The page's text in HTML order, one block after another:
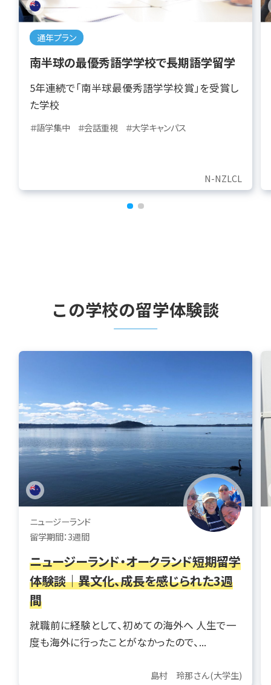
通年プラン
南半球の最優秀語学学校で長期語学留学
5年連続で「南半球最優秀語学学校賞」を受賞し
た学校
＃語学集中 ＃会話重視 ＃大学キャンパス
N-NZLCL
この学校の留学体験談
ニュージーランド
留学期間：3週間
ニュージーランド・オークランド短期留学
体験談｜異文化、成長を感じられた3週
間
就職前に経験として、初めての海外へ 人生で一
度も海外に行ったことがなかったので、...
島村 玲那さん(大学生)